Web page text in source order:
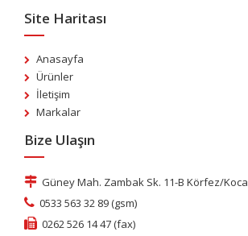
Site Haritası
Anasayfa
Ürünler
İletişim
Markalar
Bize Ulaşın
Güney Mah. Zambak Sk. 11-B Körfez/
0533 563 32 89 (gsm)
0262 526 14 47 (fax)